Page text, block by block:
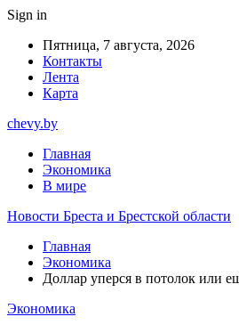
Sign in
Пятница, 7 августа, 2026
Контакты
Лента
Карта
chevy.by
Главная
Экономика
В мире
Новости Бреста и Брестской области
Главная
Экономика
Доллар уперся в потолок или
Экономика